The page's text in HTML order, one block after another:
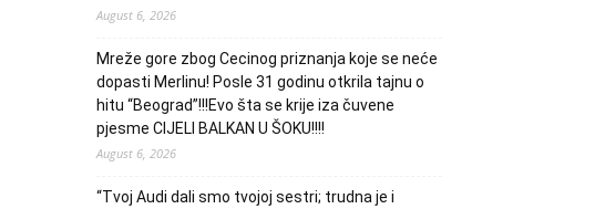
August 6, 2026
Mreže gore zbog Cecinog priznanja koje se neće
dopasti Merlinu! Posle 31 godinu otkrila tajnu o
hitu “Beograd”!!!Evo šta se krije iza čuvene
pjesme CIJELI BALKAN U ŠOKU!!!!
August 6, 2026
“Tvoj Audi dali smo tvojoj sestri; trudna je i